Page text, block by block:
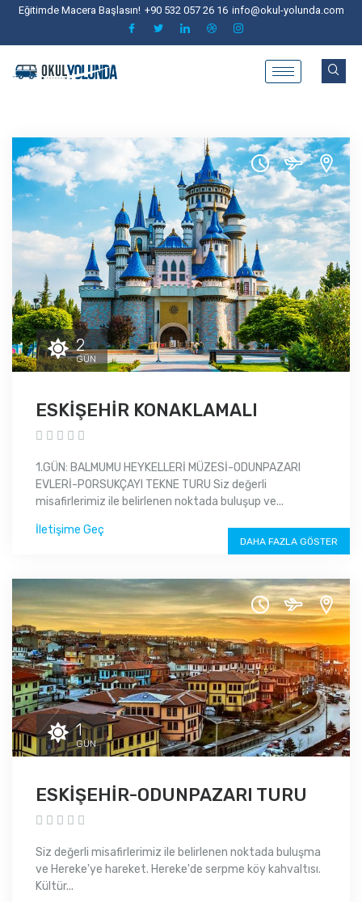
Eğitimde Macera Başlasın! +90 532 057 26 16 info@okul-yolunda.com
2
GÜN
ESKİŞEHİR KONAKLAMALI
1.GÜN: BALMUMU HEYKELLERİ MÜZESİ-ODUNPAZARI
EVLERİ-PORSUKÇAYI TEKNE TURU Siz değerli
misafirlerimiz ile belirlenen noktada buluşup ve...
İletişime Geç
DAHA FAZLA GÖSTER
1
GÜN
ESKİŞEHİR-ODUNPAZARI TURU
Siz değerli misafirlerimiz ile belirlenen noktada buluşma
ve Hereke'ye hareket. Hereke'de serpme köy kahvaltısı.
Kültür...